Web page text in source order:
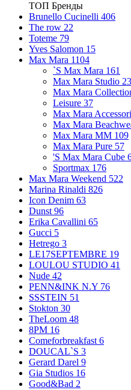
ТОП Бренды
Brunello Cucinelli 406
The row 22
Toteme 79
Yves Salomon 15
Max Mara 1104
`S Max Mara 161
Max Mara Studio
Max Mara
Leisure 37
Max Mara
Max Mara
Max Mara MM 109
Max Mara Pure 57
'S Max Mara Cube
Sportmax 176
Max Mara Weekend 522
Marina Rinaldi 826
Icon Denim 63
Dunst 96
Erika Cavallini 65
Gucci 5
Hetrego 3
LE17SEPTEMBRE 19
LOULOU STUDIO 41
Nude 42
PENN&INK N.Y 76
SSSTEIN 51
Stokton 30
TheLoom 48
8PM 16
Comeforbreakfast 6
DOUCAL`S 3
Gerard Darel 9
Gia Studios 16
Good&Bad 2